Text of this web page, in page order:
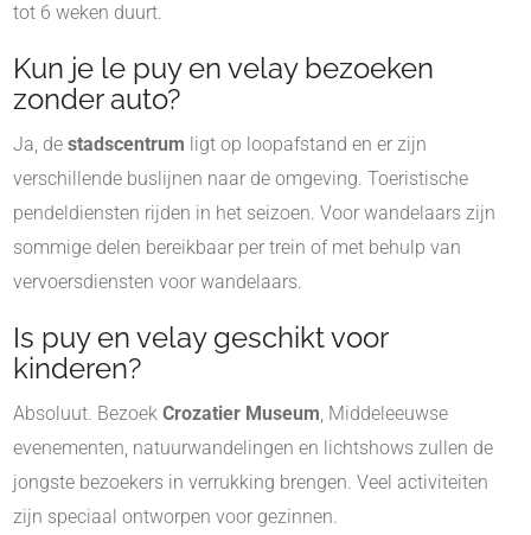
tot 6 weken duurt.
Kun je le puy en velay bezoeken
zonder auto?
Ja, de stadscentrum ligt op loopafstand en er zijn
verschillende buslijnen naar de omgeving. Toeristische
pendeldiensten rijden in het seizoen. Voor wandelaars zijn
sommige delen bereikbaar per trein of met behulp van
vervoersdiensten voor wandelaars.
Is puy en velay geschikt voor
kinderen?
Absoluut. Bezoek Crozatier Museum, Middeleeuwse
evenementen, natuurwandelingen en lichtshows zullen de
jongste bezoekers in verrukking brengen. Veel activiteiten
zijn speciaal ontworpen voor gezinnen.